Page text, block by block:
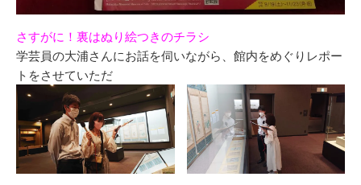
さすがに！裏はぬり絵つきのチラシ
学芸員の大浦さんにお話を伺いながら、館内をめぐりレポー
トをさせていただ